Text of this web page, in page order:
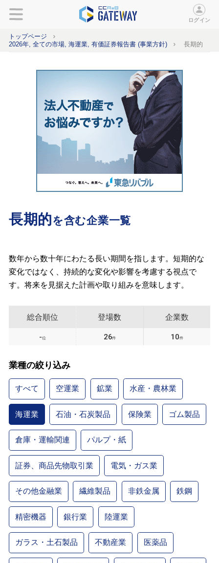
ログイン
トップページ
2026年, 全ての市場, 海運業, 有価証券報告書 (事業方針)
長期的
長期的を含む企業一覧
数年から数十年にわたる長い期間を指します。短期的な
変化ではなく、持続的な変化や影響を考慮する視点で
す。将来を見据えた計画や取り組みを意味します。
総合順位
-位
登場数
26件
企業数
10件
業種の絞り込み
すべて 空運業 鉱業 水産・農林業
海運業 石油・石炭製品 保険業 ゴム製品
倉庫・運輸関連 パルプ・紙
証券、商品先物取引業 電気・ガス業
その他金融業 繊維製品 非鉄金属 鉄鋼
精密機器 銀行業 陸運業
ガラス・土石製品 不動産業 医薬品